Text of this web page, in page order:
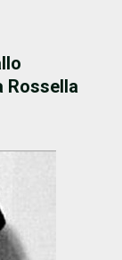
Rossella